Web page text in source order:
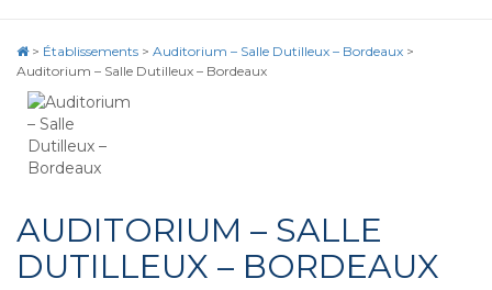
> Établissements > Auditorium – Salle Dutilleux – Bordeaux >
Auditorium – Salle Dutilleux – Bordeaux
AUDITORIUM – SALLE
DUTILLEUX – BORDEAUX